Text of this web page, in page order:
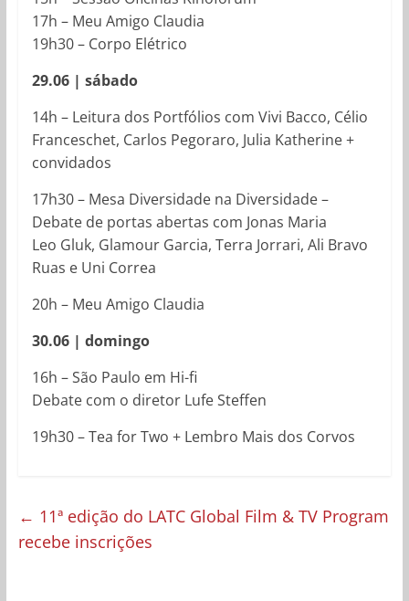
17h – Meu Amigo Claudia
19h30 – Corpo Elétrico
29.06 | sábado
14h – Leitura dos Portfólios com Vivi Bacco, Célio
Franceschet, Carlos Pegoraro, Julia Katherine +
convidados
17h30 – Mesa Diversidade na Diversidade –
Debate de portas abertas com Jonas Maria
Leo Gluk, Glamour Garcia, Terra Jorrari, Ali Bravo
Ruas e Uni Correa
20h – Meu Amigo Claudia
30.06 | domingo
16h – São Paulo em Hi-fi
Debate com o diretor Lufe Steffen
19h30 – Tea for Two + Lembro Mais dos Corvos
← 11ª edição do LATC Global Film & TV Program
recebe inscrições